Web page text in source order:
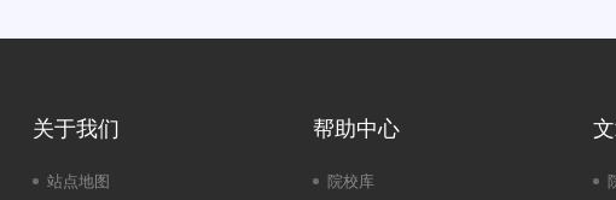
关于我们
站点地图
帮助中心
院校库